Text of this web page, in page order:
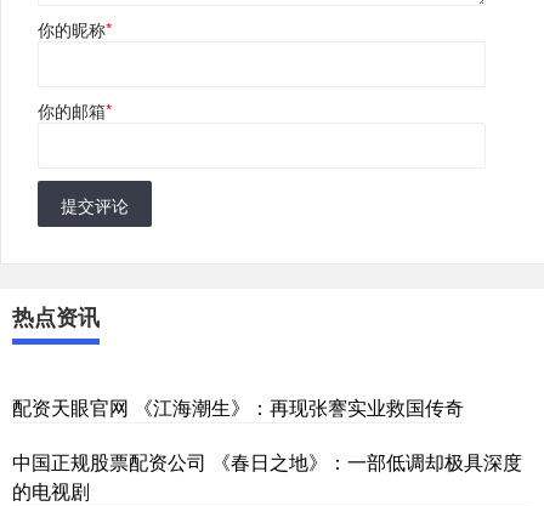
你的昵称*
你的邮箱*
提交评论
热点资讯
配资天眼官网 《江海潮生》：再现张謇实业救国传奇
中国正规股票配资公司 《春日之地》：一部低调却极具深度
的电视剧